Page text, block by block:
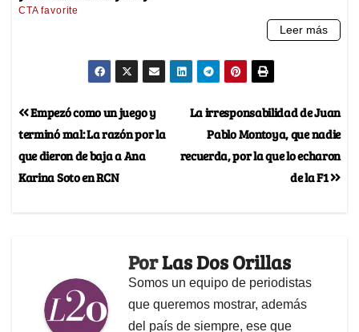
La irresponsabilidad de Juan
Pablo Montoya, que nadie
recuerda, por la que lo echaron
de la F1
Empezó como un juego y
terminó mal: La razón por la
que dieron de baja a Ana
Karina Soto en RCN
PorLas Dos Orillas
Somos un equipo de periodistas
que queremos mostrar, además
del país de siempre, ese que